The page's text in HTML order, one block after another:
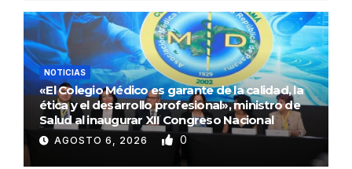
NOTICIAS
«El Colegio Médico es garante de la calidad, la
ética y el desarrollo profesional», ministro de
Salud al inaugurar XII Congreso Nacional
AGOSTO 6, 2026 0